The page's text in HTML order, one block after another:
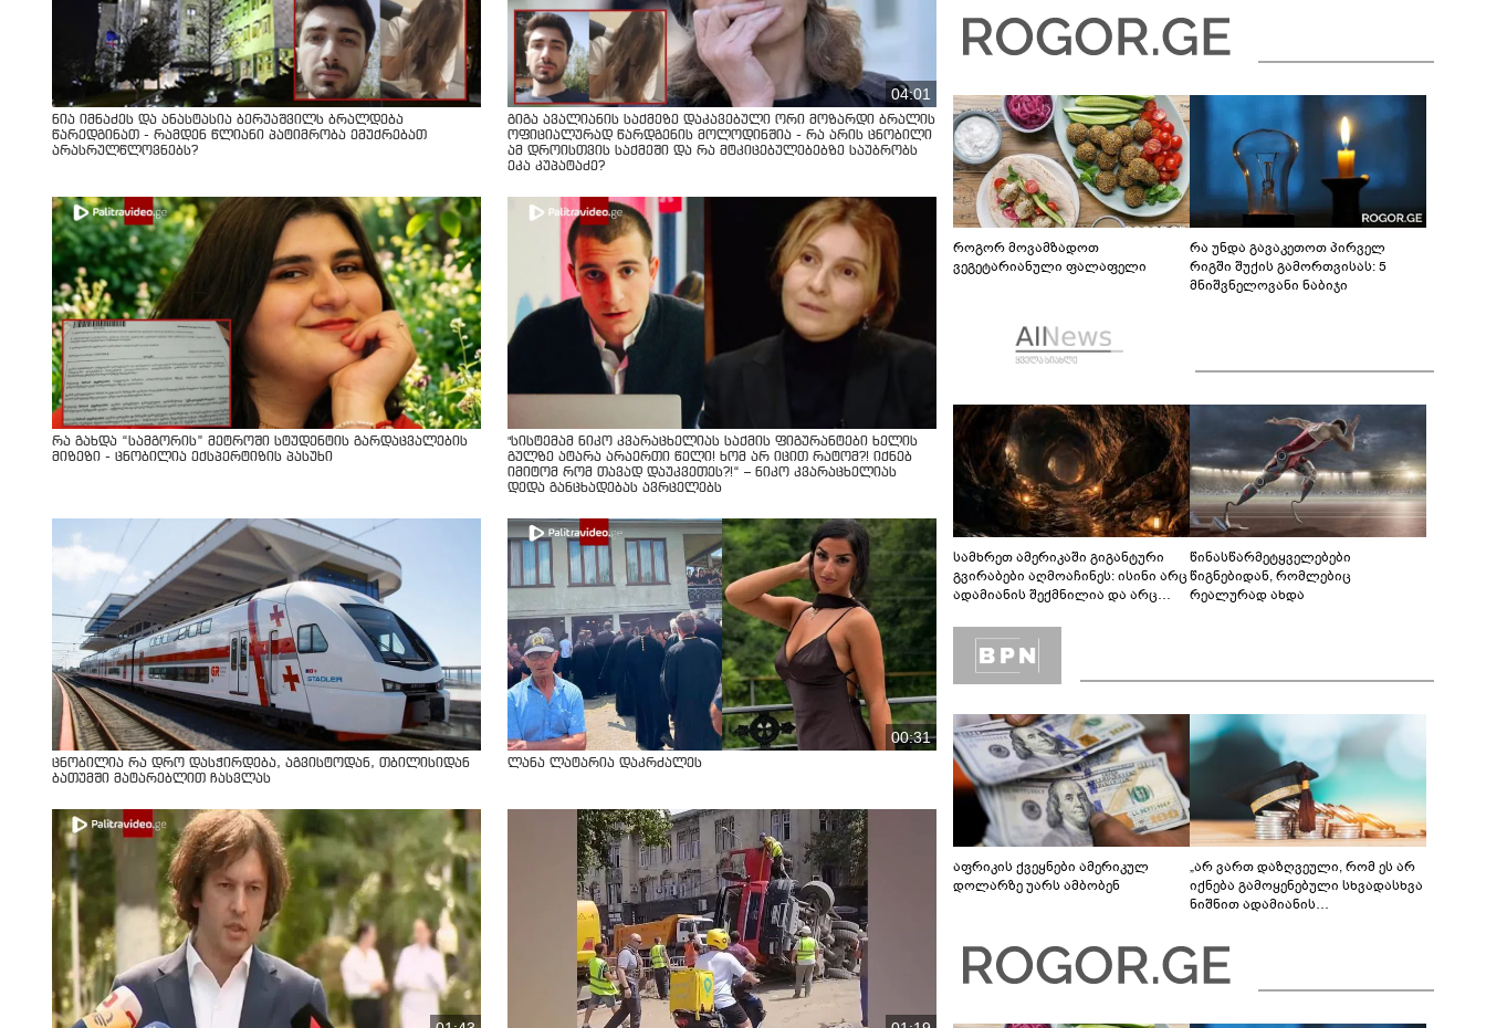
ნია იმნაძეს და ანასტასია ბერუაშვილს ბრალდება
წარედგინათ - რამდენ წლიანი პატიმრობა ემუქრებათ
არასრულწლოვნებს?
04:01
გიგა ავალიანის საქმეზე დაკავებული ორი მოზარდი ბრალის
ოფიციალურად წარდგენის მოლოდინშია - რა არის ცნობილი
ამ დროისთვის საქმეში და რა მტკიცებულებებზე საუბრობს
ეკა კუპატაძე?
რა გახდა “სამგორის” მეტროში სტუდენტის გარდაცვალების
მიზეზი - ცნობილია ექსპერტიზის პასუხი
"სისტემამ ნიკო კვარაცხელიას საქმის ფიგურანტები ხელის
გულზე ატარა არაერთი წელი! ხომ არ იცით რატომ?! იქნებ
იმიტომ რომ თავად დაუკვეთეს?!“ – ნიკო კვარაცხელიას
დედა განცხადებას ავრცელებს
ცნობილია რა დრო დასჭირდება, აგვისტოდან, თბილისიდან
ბათუმში მატარებლით ჩასვლას
00:31
ლანა ლატარია დაკრძალეს
როგორ მოვამზადოთ
ვეგეტარიანული ფალაფელი
რა უნდა გავაკეთოთ პირველ
რიგში შუქის გამორთვისას: 5
მნიშვნელოვანი ნაბიჯი
სამხრეთ ამერიკაში გიგანტური
გვირაბები აღმოაჩინეს: ისინი არც
ადამიანის შექმნილია და არც
ლაბირინთები?
წინასწარმეტყველებები
წიგნებიდან, რომლებიც
რეალურად ახდა
აფრიკის ქვეყნები ამერიკულ
დოლარზე უარს ამბობენ
„არ ვართ დაზღვეული, რომ ეს არ
იქნება გამოყენებული სხვადასხვა
ნიშნით ადამიანის
უფსკრულისკენ მიდის“